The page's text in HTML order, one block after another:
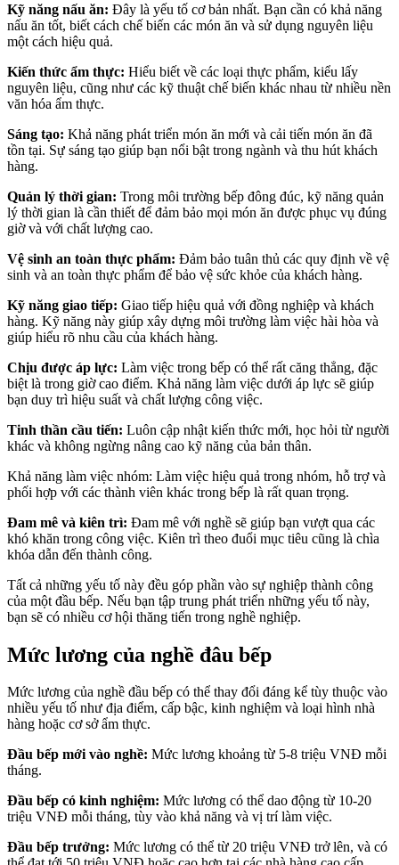
Kỹ năng nấu ăn: Đây là yếu tố cơ bản nhất. Bạn cần có khả năng
nấu ăn tốt, biết cách chế biến các món ăn và sử dụng nguyên liệu
một cách hiệu quả.
Kiến thức ẩm thực: Hiểu biết về các loại thực phẩm, kiểu lấy
nguyên liệu, cũng như các kỹ thuật chế biến khác nhau từ nhiều nền
văn hóa ẩm thực.
Sáng tạo: Khả năng phát triển món ăn mới và cải tiến món ăn đã
tồn tại. Sự sáng tạo giúp bạn nổi bật trong ngành và thu hút khách
hàng.
Quản lý thời gian: Trong môi trường bếp đông đúc, kỹ năng quản
lý thời gian là cần thiết để đảm bảo mọi món ăn được phục vụ đúng
giờ và với chất lượng cao.
Vệ sinh an toàn thực phẩm: Đảm bảo tuân thủ các quy định về vệ
sinh và an toàn thực phẩm để bảo vệ sức khỏe của khách hàng.
Kỹ năng giao tiếp: Giao tiếp hiệu quả với đồng nghiệp và khách
hàng. Kỹ năng này giúp xây dựng môi trường làm việc hài hòa và
giúp hiểu rõ nhu cầu của khách hàng.
Chịu được áp lực: Làm việc trong bếp có thể rất căng thẳng, đặc
biệt là trong giờ cao điểm. Khả năng làm việc dưới áp lực sẽ giúp
bạn duy trì hiệu suất và chất lượng công việc.
Tinh thần cầu tiến: Luôn cập nhật kiến thức mới, học hỏi từ người
khác và không ngừng nâng cao kỹ năng của bản thân.
Khả năng làm việc nhóm: Làm việc hiệu quả trong nhóm, hỗ trợ và
phối hợp với các thành viên khác trong bếp là rất quan trọng.
Đam mê và kiên trì: Đam mê với nghề sẽ giúp bạn vượt qua các
khó khăn trong công việc. Kiên trì theo đuổi mục tiêu cũng là chìa
khóa dẫn đến thành công.
Tất cả những yếu tố này đều góp phần vào sự nghiệp thành công
của một đầu bếp. Nếu bạn tập trung phát triển những yếu tố này,
bạn sẽ có nhiều cơ hội thăng tiến trong nghề nghiệp.
Mức lương của nghề đâu bếp
Mức lương của nghề đầu bếp có thể thay đổi đáng kể tùy thuộc vào
nhiều yếu tố như địa điểm, cấp bậc, kinh nghiệm và loại hình nhà
hàng hoặc cơ sở ẩm thực.
Đầu bếp mới vào nghề: Mức lương khoảng từ 5-8 triệu VNĐ mỗi
tháng.
Đầu bếp có kinh nghiệm: Mức lương có thể dao động từ 10-20
triệu VNĐ mỗi tháng, tùy vào khả năng và vị trí làm việc.
Đầu bếp trưởng: Mức lương có thể từ 20 triệu VNĐ trở lên, và có